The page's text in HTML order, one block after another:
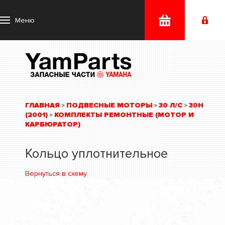
Меню
ГЛАВНАЯ > ПОДВЕСНЫЕ МОТОРЫ > 30 Л/С > 30H
(2001) > КОМПЛЕКТЫ РЕМОНТНЫЕ (МОТОР И
КАРБЮРАТОР)
Кольцо уплотнительное
Вернуться в схему